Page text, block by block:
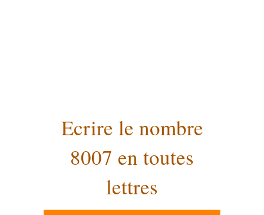
Ecrire le nombre
8007 en toutes
lettres